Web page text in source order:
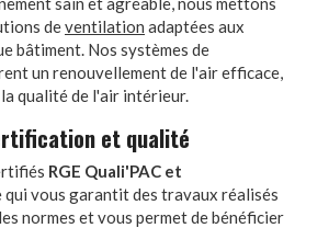
deventilation adaptées aux
bâtiment. Nos systèmes de
un renouvellement de l'air efficace,
qualité de l'air intérieur.
et qualité
RGE Quali'PAC et
qui vous garantit des travaux réalisés
normes et vous permet de bénéficier